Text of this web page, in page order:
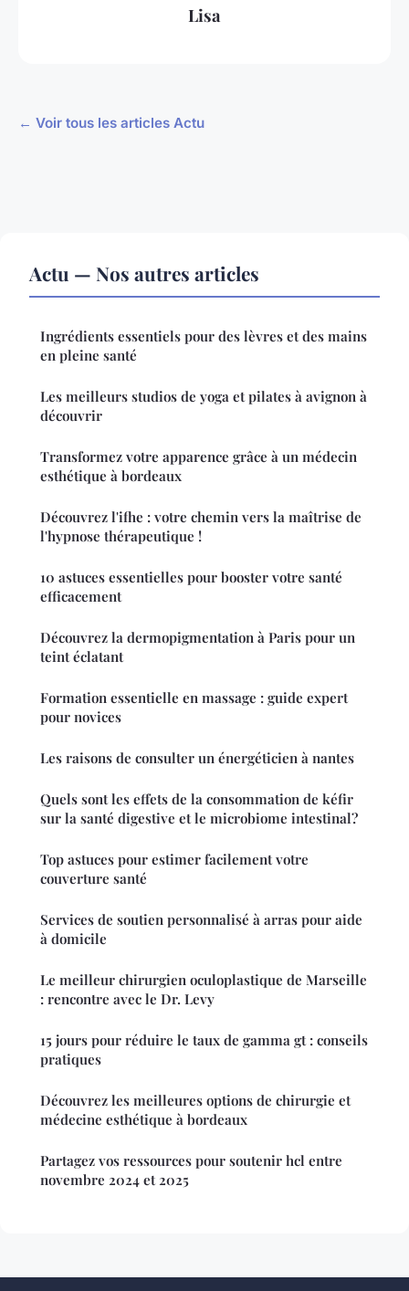
Lisa
← Voir tous les articles Actu
Actu — Nos autres articles
Ingrédients essentiels pour des lèvres et des mains
en pleine santé
Les meilleurs studios de yoga et pilates à avignon à
découvrir
Transformez votre apparence grâce à un médecin
esthétique à bordeaux
Découvrez l'ifhe : votre chemin vers la maîtrise de
l'hypnose thérapeutique !
10 astuces essentielles pour booster votre santé
efficacement
Découvrez la dermopigmentation à Paris pour un
teint éclatant
Formation essentielle en massage : guide expert
pour novices
Les raisons de consulter un énergéticien à nantes
Quels sont les effets de la consommation de kéfir
sur la santé digestive et le microbiome intestinal?
Top astuces pour estimer facilement votre
couverture santé
Services de soutien personnalisé à arras pour aide
à domicile
Le meilleur chirurgien oculoplastique de Marseille
: rencontre avec le Dr. Levy
15 jours pour réduire le taux de gamma gt : conseils
pratiques
Découvrez les meilleures options de chirurgie et
médecine esthétique à bordeaux
Partagez vos ressources pour soutenir hcl entre
novembre 2024 et 2025